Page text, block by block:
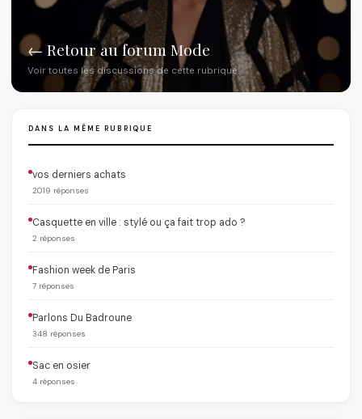
← Retour au forum Mode
Voir toutes les discussions de cette rubrique
DANS LA MÊME RUBRIQUE
vos derniers achats
2019 réponses
Casquette en ville : stylé ou ça fait trop ado ?
2 réponses
Fashion week de Paris
7 réponses
Parlons Du Badroune
348 réponses
Sac en osier
4 réponses